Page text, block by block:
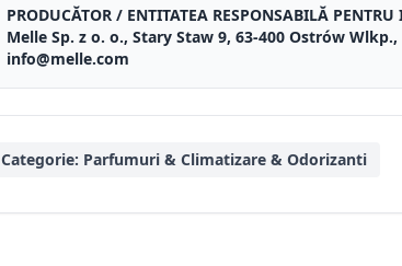
PRODUCĂTOR / ENTITATEA RESPONSABILĂ
Melle Sp. z o. o., Stary Staw 9, 63-400 Ostrów
info@melle.com
Categorie: Parfumuri & Climatizare & Odorizanti